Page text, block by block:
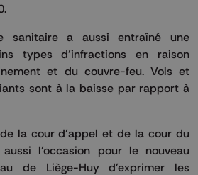
sanitaire a aussi entraîné une
types d’infractions en raison
et du couvre-feu. Vols et
sont à la baisse par rapport à
la cour d’appel et de la cour du
l’occasion pour le nouveau
de Liège-Huy d’exprimer les